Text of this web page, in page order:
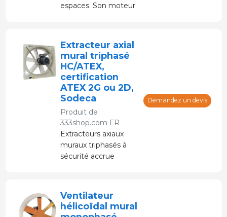
espaces. Son moteur
Extracteur axial
mural triphasé
HC/ATEX,
certification
ATEX 2G ou 2D,
Sodeca
Produit de
333shop.com FR
Extracteurs axiaux
muraux triphasés à
sécurité accrue
Demandez un devis
Ventilateur
hélicoïdal mural